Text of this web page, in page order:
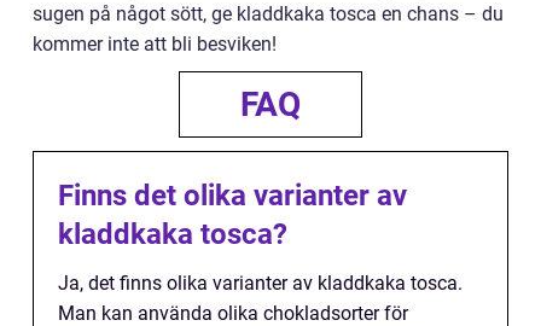
sugen på något sött, ge kladdkaka tosca en chans – du
kommer inte att bli besviken!
FAQ
Finns det olika varianter av
kladdkaka tosca?
Ja, det finns olika varianter av kladdkaka tosca.
Man kan använda olika chokladsorter för